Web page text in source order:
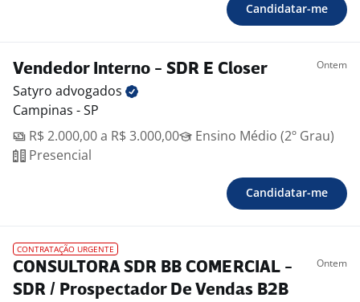
Candidatar-me
Vendedor Interno - SDR E Closer Ontem
Satyro advogados
Campinas - SP
R$ 2.000,00 a R$ 3.000,00
Ensino Médio (2º Grau)
Presencial
Candidatar-me
CONTRATAÇÃO URGENTE
CONSULTORA SDR BB COMERCIAL -
SDR / Prospectador De Vendas B2B
Ontem